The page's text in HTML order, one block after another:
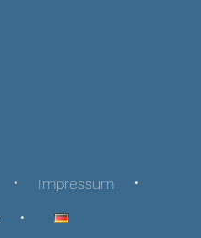
Impressum